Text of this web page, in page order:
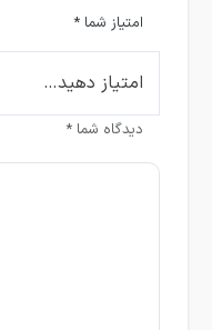
امتیاز شما*
دیدگاه شما*